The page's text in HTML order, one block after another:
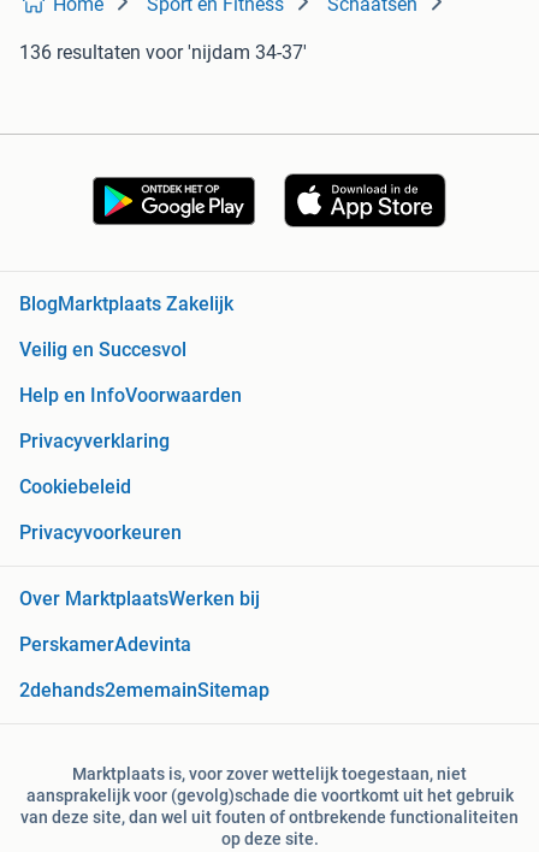
Home Sport en Fitness Schaatsen
136 resultaten voor 'nijdam 34-37'
Blog Marktplaats Zakelijk
Veilig en Succesvol
Help en InfoVoorwaarden
Privacyverklaring
Cookiebeleid
Privacyvoorkeuren
Over MarktplaatsWerken bij
PerskamerAdevinta
2dehands2ememainSitemap
Marktplaats is, voor zover wettelijk toegestaan, niet
aansprakelijk voor (gevolg)schade die voortkomt uit het gebruik
van deze site, dan wel uit fouten of ontbrekende functionaliteiten
op deze site.